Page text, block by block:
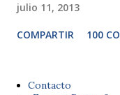
julio 11, 2013
COMPARTIR 100
Contacto